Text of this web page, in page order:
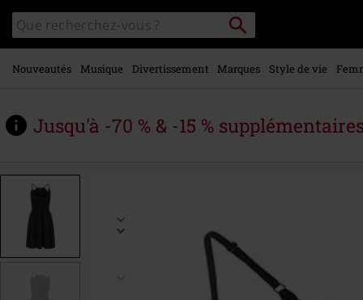
contenu
principal
Rechercher
sur
le
catalogue
Rechercher
Nouveautés Musique Divertissement Marques Style de vie
Jusqu'à -70 % & -15 %
www.large.be/fr/p/robe-
390473.html